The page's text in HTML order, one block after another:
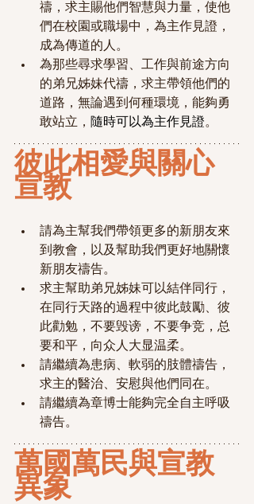
禱，求主賜他們智慧與力量，使他
們在校園或職場中，為主作見證，
成為傳道的人。
為那些尋求學習、工作與前途方向
的弟兄姊妹代禱，求主帶領他們的
道路，無論遇到何種環境，能夠勇
敢站立， 隨時可以為主作見證。
彼此相愛與關心
宣教
請為主幫我們帶領更多的新朋友來
到教會，以及幫助我們更好地關懷
新朋友禱告。
求主幫助弟兄姊妹可以結伴同行，
在同行天路的過程中彼此鼓勵、彼
此勸勉， 不要毁谤，不要争竞，总
要和平，向众人大显温柔。
請繼續為患病、軟弱的肢體禱告，
求主的醫治、安慰與他們同在。
請繼續為章博士能夠完全自主呼吸
禱告。
萬國萬民與宣教
異象